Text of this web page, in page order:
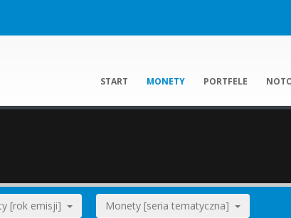
START MONETY PORTFELE
[rok emisji] Monety [seria tematyczna]